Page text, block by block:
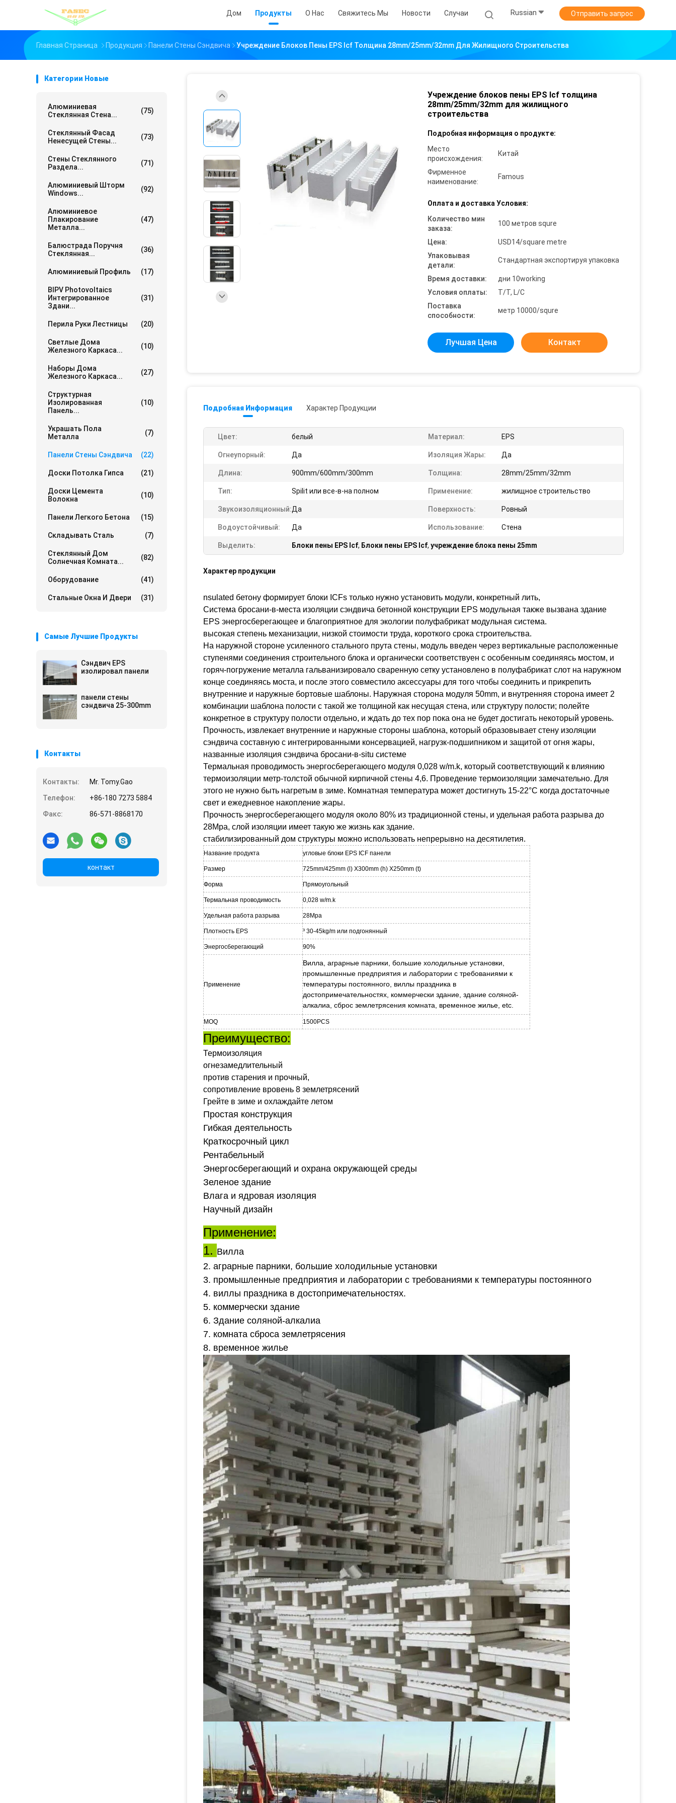
Дом Продукты О Нас Свяжитесь Мы Новости Случаи Russian Отправить запрос
Главная Страница Продукция Панели Стены Сэндвича Учреждение Блоков Пены EPS Icf Толщина 28mm/25mm/32mm Для Жилищного Строительства
Категории Новые
Алюминиевая
Стеклянная Стена...
(75)
Стеклянный Фасад
Ненесущей Стены...
(73)
Стены Стеклянного
Раздела...
(71)
Алюминиевый Шторм
Windows...
(92)
Алюминиевое
Плакирование
Металла...
(47)
Балюстрада Поручня
Стеклянная...
(36)
Алюминиевый Профиль (17)
BIPV Photovoltaics
Интегрированное
Здани...
(31)
Перила Руки Лестницы (20)
Светлые Дома
Железного Каркаса...
(10)
Наборы Дома
Железного Каркаса...
(27)
Структурная
Изолированная
Панель...
(10)
Украшать Пола
Металла
(7)
Панели Стены Сэндвича (22)
Доски Потолка Гипса (21)
Доски Цемента
Волокна
(10)
Панели Легкого Бетона (15)
Складывать Сталь (7)
Стеклянный Дом
Солнечная Комната...
(82)
Оборудование (41)
Стальные Окна И Двери (31)
Самые Лучшие Продукты
Сэндвич EPS
изолировал панели
панели стены
сэндвича 25-300mm
Контакты
Контакты:
Mr. Tomy.Gao
Телефон:
+86-180 7273 5884
Факс:
86-571-8868170
контакт
Учреждение блоков пены EPS Icf толщина
28mm/25mm/32mm для жилищного
строительства
Подробная информация о продукте:
Место
происхождения:
Китай
Фирменное
наименование:
Famous
Оплата и доставка Условия:
Количество мин
заказа:
100 метров squre
Цена:
USD14/square metre
Упаковывая
детали:
Стандартная экспортируя упаковка
Время доставки:
дни 10working
Условия оплаты:
T/T, L/C
Поставка
способности:
метр 10000/squre
Лучшая Цена Контакт
Подробная Информация Характер Продукции
Цвет: белый Материал: EPS
Огнеупорный: Да Изоляция Жары: Да
Длина: 900mm/600mm/300mm Толщина: 28mm/25mm/32mm
Тип: Spilit или все-в-на полном Применение: жилищное строительство
Звукоизоляционный:Да Поверхность: Ровный
Водоустойчивый: Да Использование: Стена
Выделить: Блоки пены EPS Icf, Блоки пены EPS Icf, учреждение блока пены 25mm
Характер продукции
nsulated бетону формирует блоки ICFs только нужно установить модули, конкретный лить,
Система бросани-в-места изоляции сэндвича бетонной конструкции EPS модульная также вызвана здание
EPS энергосберегающее и благоприятное для экологии полуфабрикат модульная система.
высокая степень механизации, низкой стоимости труда, короткого срока строительства.
На наружной стороне усиленного стального прута стены, модуль введен через вертикальные расположенные
ступенями соединения строительного блока и органически соответствуен с особенным соединяясь мостом, и
горяч-погружение металла гальванизировало сваренную сетку установлено в полуфабрикат слот на наружном
конце соединяясь моста, и после этого совместило аксессуары для того чтобы соединить и прикрепить
внутренние и наружные бортовые шаблоны. Наружная сторона модуля 50mm, и внутренняя сторона имеет 2
комбинации шаблона полости с такой же толщиной как несущая стена, или структуру полости; полейте
конкретное в структуру полости отдельно, и ждать до тех пор пока она не будет достигать некоторый уровень.
Прочность, извлекает внутренние и наружные стороны шаблона, который образовывает стену изоляции
сэндвича составную с интегрированными консервацией, нагрузк-подшипником и защитой от огня жары,
названные изоляция сэндвича бросани-в-situ системе
Термальная проводимость энергосберегающего модуля 0,028 w/m.k, который соответствующий к влиянию
термоизоляции метр-толстой обычной кирпичной стены 4,6. Проведение термоизоляции замечательно. Для
этого не нужно быть нагретым в зиме. Комнатная температура может достигнуть 15-22°C когда достаточные
свет и ежедневное накопление жары.
Прочность энергосберегающего модуля около 80% из традиционной стены, и удельная работа разрыва до
28Mpa, слой изоляции имеет такую же жизнь как здание.
стабилизированный дом структуры можно использовать непрерывно на десятилетия.
Название продукта угловые блоки EPS ICF панели
Размер 725mm/425mm (l) X300mm (h) X250mm (t)
Форма Прямоугольный
Термальная проводимость 0,028 w/m.k
Удельная работа разрыва 28Mpa
Плотность EPS ³ 30-45kg/m или подгонянный
Энергосберегающий 90%
Применение
Вилла, аграрные парники, большие холодильные установки,
промышленные предприятия и лаборатории с требованиями к
температуры постоянного, виллы праздника в
достопримечательностях, коммерчески здание, здание соляной-
алкалиа, сброс землетрясения комната, временное жилье, etc.
MOQ 1500PCS
Преимущество:
Термоизоляция
огнезамедлительный
против старения и прочный,
сопротивление вровень 8 землетрясений
Грейте в зиме и охлаждайте летом
Простая конструкция
Гибкая деятельность
Краткосрочный цикл
Рентабельный
Энергосберегающий и охрана окружающей среды
Зеленое здание
Влага и ядровая изоляция
Научный дизайн
Применение:
1. Вилла
2. аграрные парники, большие холодильные установки
3. промышленные предприятия и лаборатории с требованиями к температуры постоянного
4. виллы праздника в достопримечательностях.
5. коммерчески здание
6. Здание соляной-алкалиа
7. комната сброса землетрясения
8. временное жилье